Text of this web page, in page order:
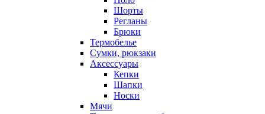
Шорты
Регланы
Брюки
Термобелье
Сумки, рюкзаки
Аксессуары
Кепки
Шапки
Носки
Мячи